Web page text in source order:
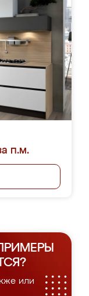
п.м.
или